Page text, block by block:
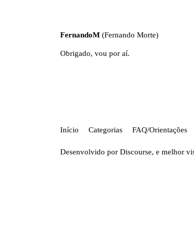
FernandoM (Fernando Morte)
Obrigado, vou por aí.
Início Categorias FAQ/Orientações
Desenvolvido por Discourse, e melhor